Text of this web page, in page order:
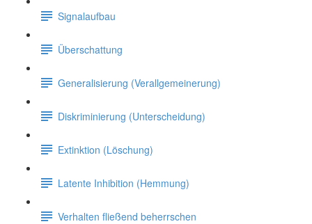
Signalaufbau
Überschattung
Generalisierung (Verallgemeinerung)
Diskriminierung (Unterscheidung)
Extinktion (Löschung)
Latente Inhibition (Hemmung)
Verhalten fließend beherrschen